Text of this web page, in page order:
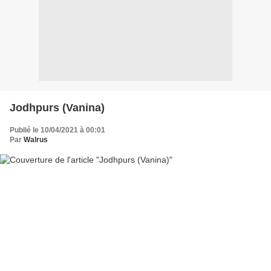
Jodhpurs (Vanina)
Publié le 10/04/2021 à 00:01
Par Walrus